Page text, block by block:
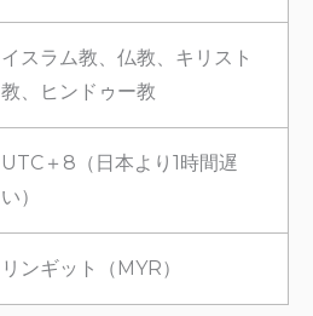
イスラム教、仏教、キリスト
教、ヒンドゥー教
UTC＋8（日本より1時間遅
い）
リンギット（MYR）